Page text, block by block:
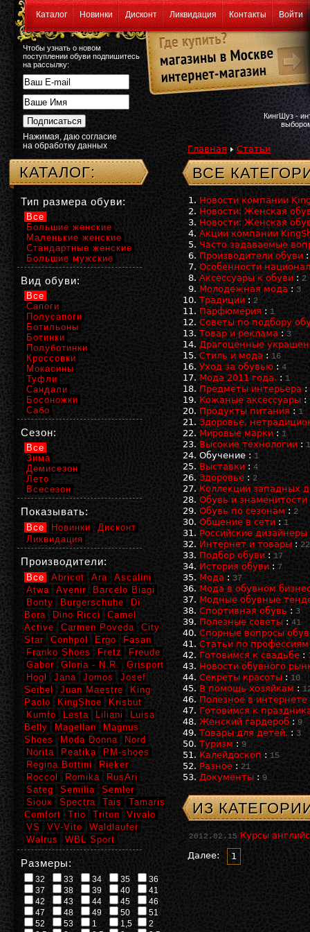
Каталог Новинки Дисконт Ликвидация Контакты Войти
Чтобы узнать о новом
поступлении обуви подпишитесь
на рассылку:
Нажимая, даю согласие
на обработку данных
КингШуз -
Главная Статьи
ВСЕ
Новости компании
Новости: Женская
Новости: Женская
Акции компании
Часто задаваемые
Производители обуви
Особенности
Аксессуары к обуви : 2
Молодежная мода : 3
Традиции : 2
Парфюмерия : 1
Советы по подбору
Товар и реклама : 3
Драгоценные
Стиль и мода : 16
Уход за обувью :4
Мода 2011 года. : 1
Предметы интерьера :
Кожаные аксессуары :
Продукты питания : 1
Здоровье,
Мировые марки : 1
Высокие технологии : 1
Обучение : 1
Выставки : 4
Здоровье : 2
Коллекции западных
Обувь и знаменитости
Обувь по сезонам : 2
Общение в сети : 1
Российские дизайнеры
Интернет и товары : 22
Подбор обуви: 17
История обуви : 7
Мода : 37
Мода в обувном
Модные обувные
Спортивная обувь : 3
Полезные советы : 41
Спорные вопросы
Статьи по профессиям
Готовимся к свадьбе :
Новости обувного
Секреты красоты : 10
В помощь хозяйкам :
Полезное в интернете
Готовимся к
Женский гардероб : 9
Товары для детей. : 3
Туризм : 9
Калейдоскоп : 15
Разное : 21
Документы : 9
ИЗ
2012.02.15 Курсы
Далее:
1
КАТАЛОГ:
Тип размера обуви:
Все
Большие женские
Маленькие женские
Стандартные женские
Большие мужские
Вид обуви:
Все
Сапоги
Полусапоги
Ботильоны
Ботинки
Полуботинки
Кроссовки
Мокасины
Туфли
Сандали
Босоножки
Сабо
Сезон:
Все
Зима
Демисезон
Лето
Всесезон
Показывать:
Все Новинки
Дисконт
Ликвидация
Производители:
Все Abricot Ara
Ascalini
Atwa
Avenir
Barcelo Biagi
Bonty
Burgerschuhe
Di
Bora
Dino Ricci
Camel
Active
Carmen Poveda
City
Star
Conhpol Ergo
Fasan
Franko Shoes
Fretz
Freude
Gabor
Gloria - N.R.
Grisport
Hogl
Jana Jomos
Josef
Seibel
Juan Maestre
King
Paolo
KingShoe
Krisbut
Kumfo
Lesta Liliani
Luisa
Belly
Magellan
Magnus
Shoes
Moda Donna
Nord
Norita
Peatika
PM-shoes
Regina Bottini
Rieker
Roccol
Romika
RusAri
Sateg
Semilia
Semler
Sioux
Spectra Tais
Tamaris
Comfort
Trio Triton
Vivalo
VS
VV-Vito
Waldlaufer
Walrus
WBL Sport
Размеры:
32 33 34 35
36
37
38 39 40
41
42
43 44 45
46
47
48 49 50
51
52
53 1 1,5
2